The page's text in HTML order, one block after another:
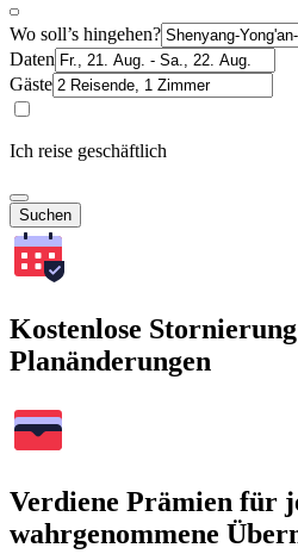
Wo soll’s hingehen?
Daten
Gäste
Ich reise geschäftlich
Suchen
Kostenlose
Planänderungen
Verdiene Prämien für
wahrgenommene